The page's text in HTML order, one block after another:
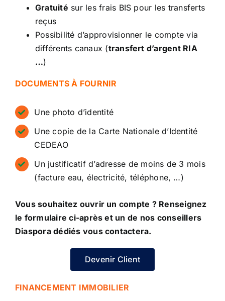
Gratuité sur les frais BIS pour les transferts
reçus
Possibilité d’approvisionner le compte via
différents canaux (transfert d’argent RIA
…)
DOCUMENTS À FOURNIR
Une photo d’identité
Une copie de la Carte Nationale d’Identité
CEDEAO
Un justificatif d’adresse de moins de 3 mois
(facture eau, électricité, téléphone, …)
Vous souhaitez ouvrir un compte ? Renseignez
le formulaire ci-après et un de nos conseillers
Diaspora dédiés vous contactera.
Devenir Client
FINANCEMENT IMMOBILIER